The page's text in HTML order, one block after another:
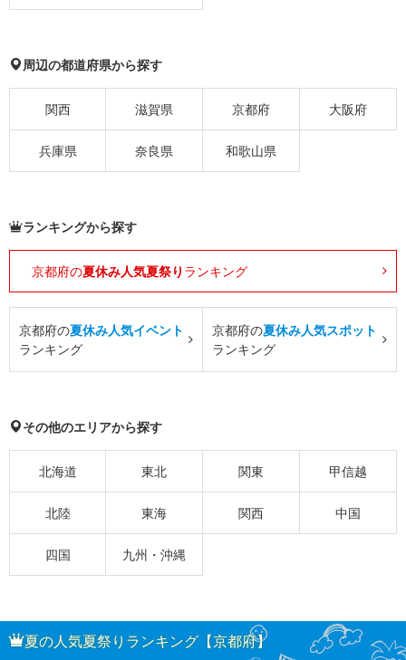
周辺の都道府県から探す
関西 滋賀県 京都府 大阪府
兵庫県 奈良県 和歌山県
ランキングから探す
京都府の夏休み人気夏祭り ランキング
京都府の夏休み人気イベント
ランキング
京都府の夏休み人気スポット
ランキング
その他のエリアから探す
北海道 東北 関東 甲信越
北陸 東海 関西 中国
四国 九州・沖縄
夏の人気夏祭りランキング【京都府】